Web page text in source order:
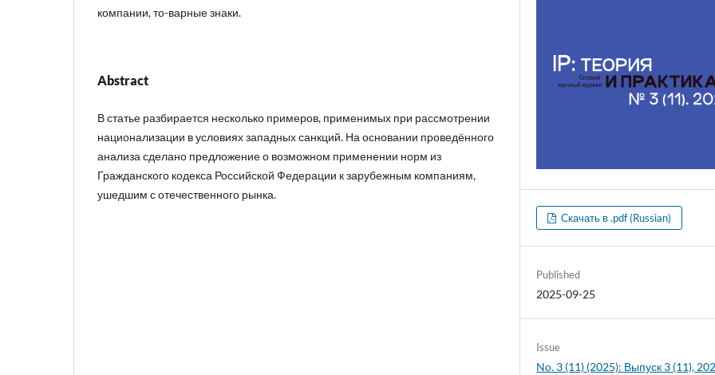
компании, то-варные знаки.
Abstract
В статье разбирается несколько примеров, применимых при рассмотрении
национализации в условиях западных санкций. На основании проведённого
анализа сделано предложение о возможном применении норм из
Гражданского кодекса Российской Федерации к зарубежным компаниям,
ушедшим с отечественного рынка.
Скачать в .pdf (Russian)
Published
2025-09-25
Issue
No. 3 (11) (2025): Выпуск 3 (11),